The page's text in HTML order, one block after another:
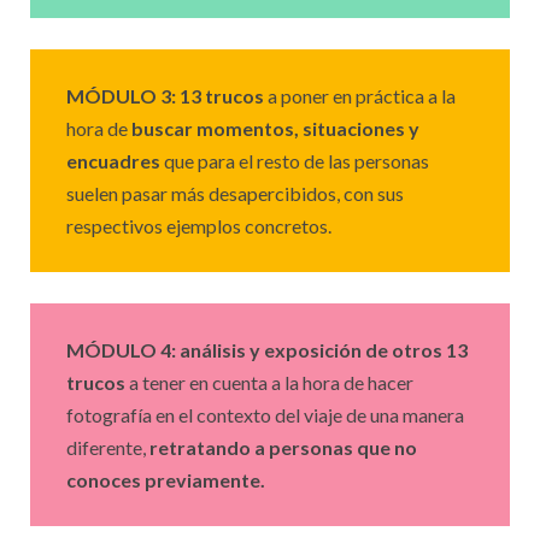
MÓDULO 3: 13 trucos a poner en práctica a la
hora de buscar momentos, situaciones y
encuadres que para el resto de las personas
suelen pasar más desapercibidos, con sus
respectivos ejemplos concretos.
MÓDULO 4: análisis y exposición de otros 13
trucos a tener en cuenta a la hora de hacer
fotografía en el contexto del viaje de una manera
diferente, retratando a personas que no
conoces previamente.